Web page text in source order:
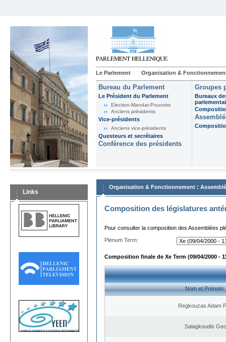
Le Parlement Organisation &
Bureau du Parlement
Le Président du Parlement
Election-Mandat-Pouvoirs
Anciens présidents
Vice-présidents
Anciens vice-présidents
Questeurs et secrétaires
Conférence des présidents
Groupes
Bureaux
Links
Organisation & Fonctionnement :
Composition des législatures
Pour consulter la composition des Assemblées
Plenum Term:
Composition finale de Xe Term (09/04/2000 -
Nom et Prénom
Regkouzas Adam
Salagkoudis